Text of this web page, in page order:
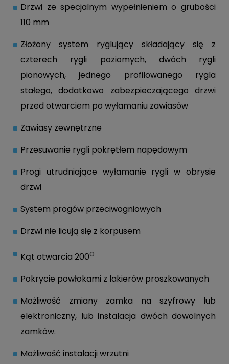
Drzwi ze specjalnym wypełnieniem o grubości
110 mm
Złożony system ryglujący składający się z
czterech rygli poziomych, dwóch rygli
pionowych, jednego profilowanego rygla
stałego, dodatkowo zabezpieczającego drzwi
przed otwarciem po wyłamaniu zawiasów
Zawiasy zewnętrzne
Przesuwanie rygli pokrętłem napędowym
Progi utrudniające wyłamanie rygli w obrysie
drzwi
System progów przeciwogniowych
Drzwi nie licują się z korpusem
Kąt otwarcia 200o
Pokrycie powłokami z lakierów proszkowanych
Możliwość zmiany zamka na szyfrowy lub
elektroniczny, lub instalacja dwóch dowolnych
zamków.
Możliwość instalacji wrzutni